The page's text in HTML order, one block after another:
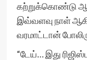
கற்றுக்கொண்டு
இவ்வளவு நாள்
வரமாட்டான்
“டேய்… இது